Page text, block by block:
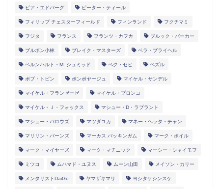
ピア・エドバーグ ピーター・ティール
フィリップ チェスターフィールド フィンランド フクチマミ
フジタ フランス フランツ・カフカ ブルック・バーカー
ブルボン小林 ブレイク・マスターズ ベラ・ブライヘル
ベルンハルト・M. シュミッド ペク・セヒ ペズル
ボブ・トビン ボンボヤージュ マイケル・サンデル
マイケル・フランゼーゼ マイケル・プロンコ
マイケル・Ｊ・フォックス マシュー・D・ラプラント
マシュー・バロウズ マツダユカ マネー・ヘッタ・チャン
マリリン・バーンズ マーカス バッキンガム マーク・ボイル
マーク・マイヤーズ マーク・マチニック マーシー・シャイモフ
ミツコ ムハマド・ユヌス ムーン山田 メイソン・カリー
メンタリストDaiGo ヤマザキマリ ヨシタケシンスケ